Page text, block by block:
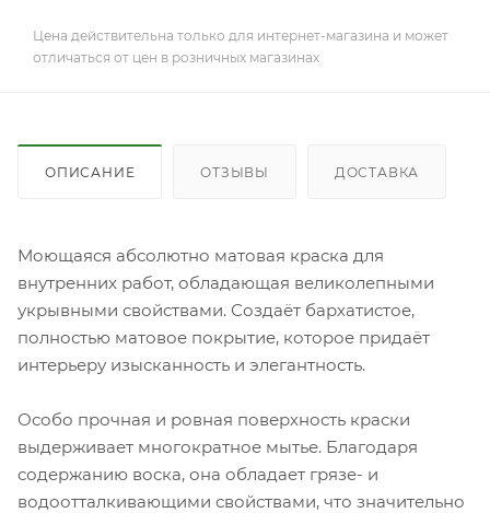
Цена действительна только для интернет-магазина и может
отличаться от цен в розничных магазинах
ОПИСАНИЕ ОТЗЫВЫ ДОСТАВКА
Моющаяся абсолютно матовая краска для
внутренних работ, обладающая великолепными
укрывными свойствами. Создаёт бархатистое,
полностью матовое покрытие, которое придаёт
интерьеру изысканность и элегантность.
Особо прочная и ровная поверхность краски
выдерживает многократное мытье. Благодаря
содержанию воска, она обладает грязе- и
водоотталкивающими свойствами, что значительно